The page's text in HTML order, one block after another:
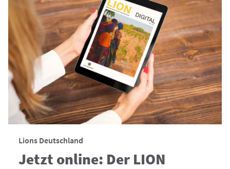
Lions Deutschland
Jetzt online: Der LION